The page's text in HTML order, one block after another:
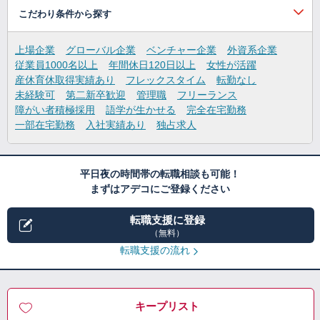
こだわり条件から探す
上場企業 グローバル企業 ベンチャー企業
外資系企業
従業員1000名以上
年間休日120日以上
女性が活躍
産休育休取得実績あり
フレックスタイム
転勤なし
未経験可
第二新卒歓迎 管理職
フリーランス
障がい者積極採用
語学が生かせる
完全在宅勤務
一部在宅勤務
入社実績あり 独占求人
平日夜の時間帯の転職相談も可能！
まずはアデコにご登録ください
転職支援に登録
（無料）
転職支援の流れ
キープリスト